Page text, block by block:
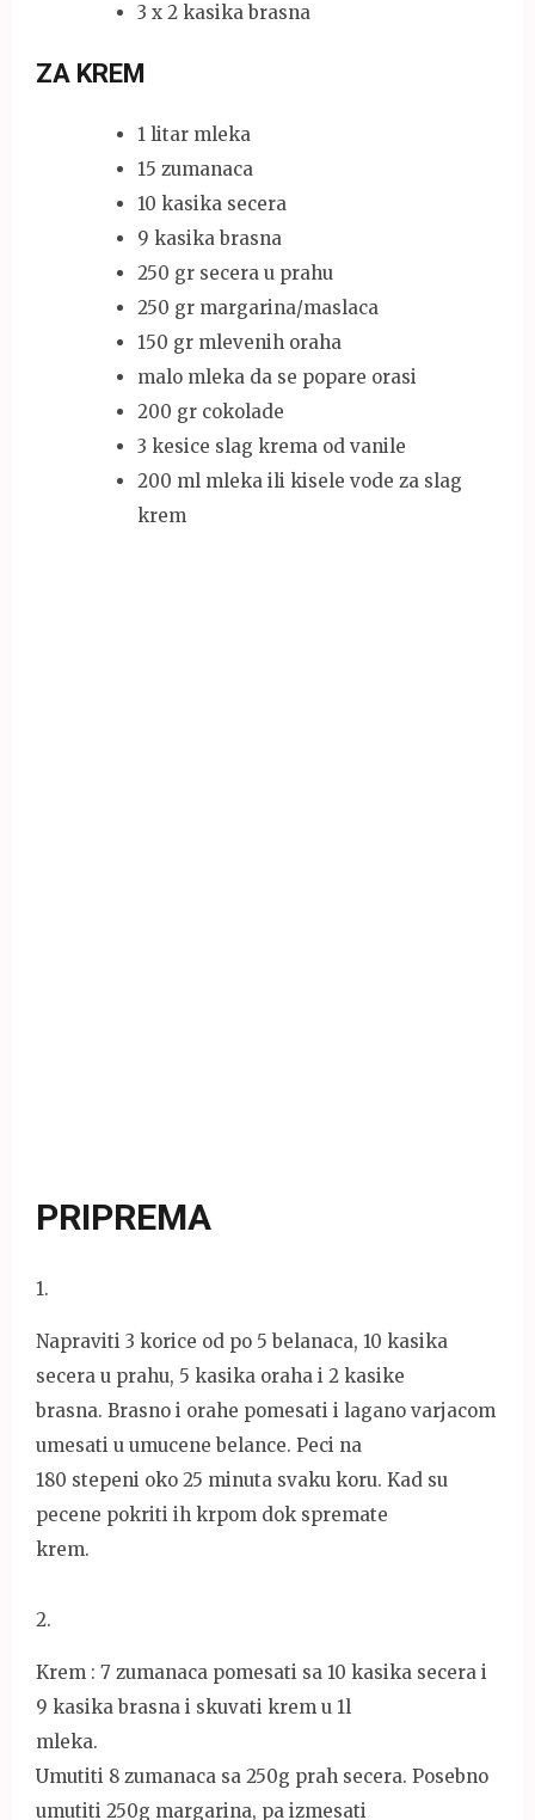
3 x 2 kasika brasna
ZA KREM
1 litar mleka
15 zumanaca
10 kasika secera
9 kasika brasna
250 gr secera u prahu
250 gr margarina/maslaca
150 gr mlevenih oraha
malo mleka da se popare orasi
200 gr cokolade
3 kesice slag krema od vanile
200 ml mleka ili kisele vode za slag
krem
PRIPREMA
1.
Napraviti 3 korice od po 5 belanaca, 10 kasika
secera u prahu, 5 kasika oraha i 2 kasike
brasna. Brasno i orahe pomesati i lagano varjacom
umesati u umucene belance. Peci na
180 stepeni oko 25 minuta svaku koru. Kad su
pecene pokriti ih krpom dok spremate
krem.
2.
Krem : 7 zumanaca pomesati sa 10 kasika secera i
9 kasika brasna i skuvati krem u 1l
mleka.
Umutiti 8 zumanaca sa 250g prah secera. Posebno
umutiti 250g margarina, pa izmesati